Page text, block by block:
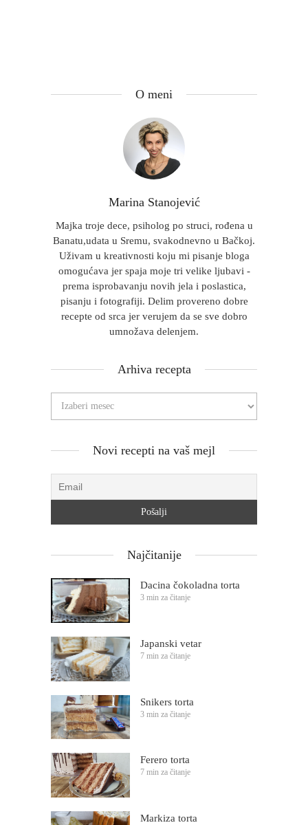
O meni
Marina Stanojević
Majka troje dece, psiholog po struci, rođena u
Banatu,udata u Sremu, svakodnevno u Bačkoj.
Uživam u kreativnosti koju mi pisanje bloga
omogućava jer spaja moje tri velike ljubavi -
prema isprobavanju novih jela i poslastica,
pisanju i fotografiji. Delim provereno dobre
recepte od srca jer verujem da se sve dobro
umnožava delenjem.
Arhiva recepta
Novi recepti na vaš mejl
Najčitanije
Dacina čokoladna torta
3 min za čitanje
Japanski vetar
7 min za čitanje
Snikers torta
3 min za čitanje
Ferero torta
7 min za čitanje
Markiza torta